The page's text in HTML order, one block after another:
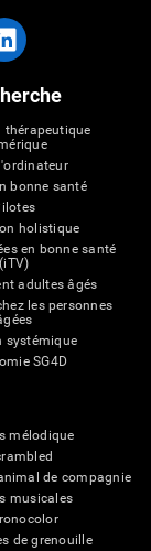
bonne santé
holistique
en bonne santé
(iTV)
adultes âgés
les personnes
systémique
SG4D
mélodique
de compagnie
musicales
de grenouille